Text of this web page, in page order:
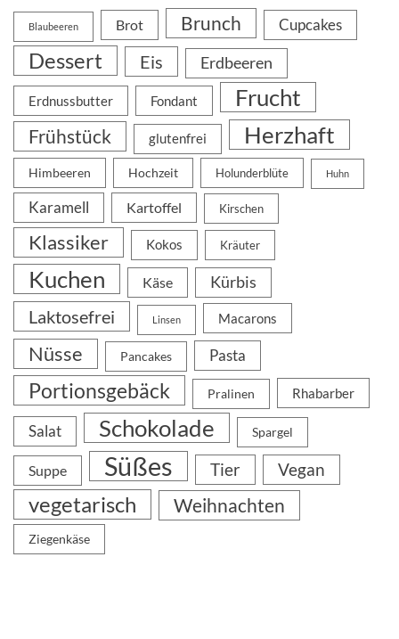
Blaubeeren Brot Brunch Cupcakes
Dessert Eis Erdbeeren
Erdnussbutter Fondant Frucht
Frühstück glutenfrei Herzhaft
Himbeeren Hochzeit Holunderblüte Huhn
Karamell Kartoffel Kirschen
Klassiker Kokos Kräuter
Kuchen Käse Kürbis
Laktosefrei Linsen Macarons
Nüsse Pancakes Pasta
Portionsgebäck Pralinen Rhabarber
Salat Schokolade Spargel
Suppe Süßes Tier Vegan
vegetarisch Weihnachten
Ziegenkäse